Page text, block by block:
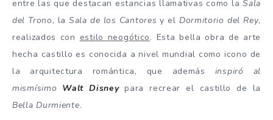
entre las que destacan estancias llamativas como laSala
del Trono, laSala de los Cantores y el Dormitorio del Rey,
realizados con estilo neogótico. Esta bella obra de arte
hecha castillo es conocida a nivel mundial como icono de
la arquitectura romántica, que además inspiró al
mismísimo Walt Disneypara recrear el castillo de la
Bella Durmiente.